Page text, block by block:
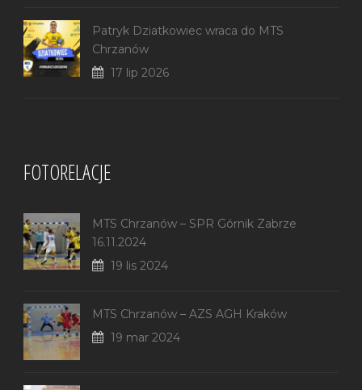
Patryk Dziatkowiec wraca do MTS
Chrzanów
17 lip 2026
FOTORELACJE
MTS Chrzanów – SPR Górnik Zabrze
16.11.2024
19 lis 2024
MTS Chrzanów – AZS AGH Kraków
19 mar 2024